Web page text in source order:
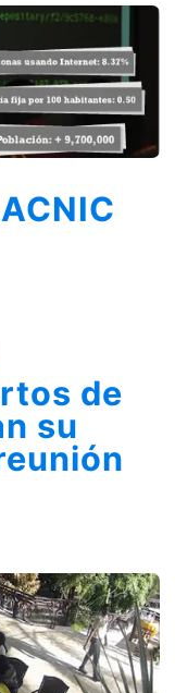
de
su